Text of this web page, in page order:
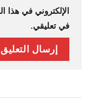
الإلكتروني في هذا
في تعليقي.